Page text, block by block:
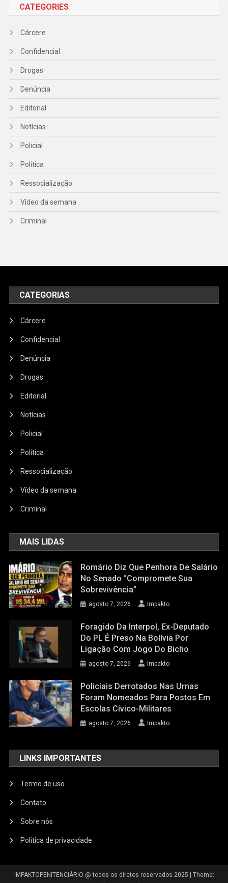
CATEGORIES
Cárcere
Confidencial
Drogas
Denúncia
Editorial
Notícias
Policial
Política
Ressocialização
Vídeo da semana
Criminal
CATEGORIAS
Cárcere
Confidencial
Denúncia
Drogas
Editorial
Notícias
Policial
Política
Ressocialização
Vídeo da semana
Criminal
MAIS LIDAS
Romário Diz Que Penhora De Salário
No Senado “compromete Sua
Sobrevivência”
agosto 7, 2026 Impakto
Foragido Da Interpol, Ex-Deputado
Do PL É Preso Na Bolívia Por
Ligação Com Jogo Do Bicho
agosto 7, 2026 Impakto
Policiais Derrotados Nas Urnas
Foram Nomeados Para Postos Em
Escolas Cívico-Militares
agosto 7, 2026 Impakto
LINKS IMPORTANTES
Termo de uso
Contato
Sobre nós
Política de privacidade
IMPAKTOPENITENCIÁRIO @ todos os diretos reservados 2025
Theme: